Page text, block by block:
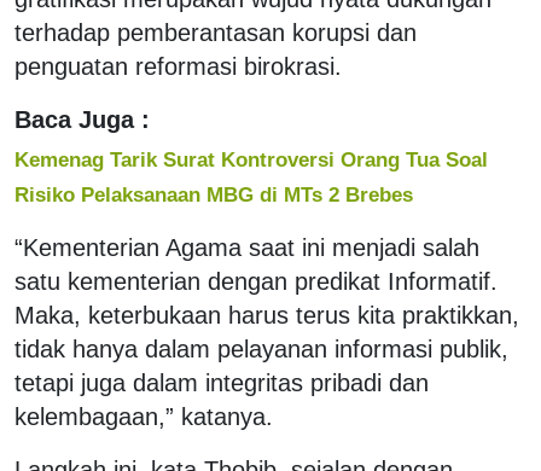
terhadap pemberantasan korupsi dan
penguatan reformasi birokrasi.
Baca Juga :
Kemenag Tarik Surat Kontroversi Orang Tua Soal
Risiko Pelaksanaan MBG di MTs 2 Brebes
“Kementerian Agama saat ini menjadi salah
satu kementerian dengan predikat Informatif.
Maka, keterbukaan harus terus kita praktikkan,
tidak hanya dalam pelayanan informasi publik,
tetapi juga dalam integritas pribadi dan
kelembagaan,” katanya.